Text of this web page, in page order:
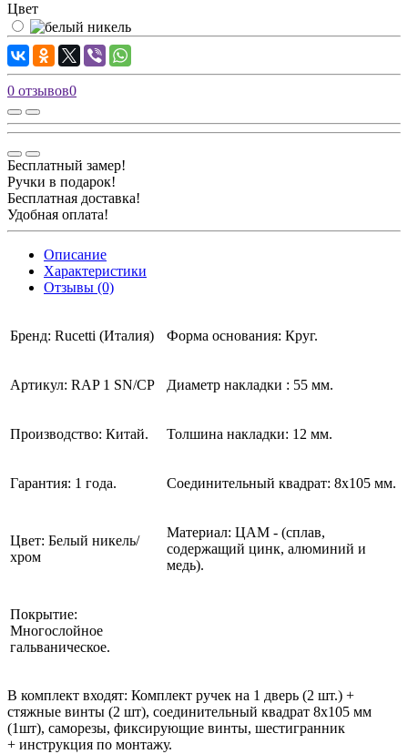
Цвет
0 отзывов0
Бесплатный замер!
Ручки в подарок!
Бесплатная доставка!
Удобная оплата!
Описание
Характеристики
Отзывы (0)
Бренд: Rucetti (Италия) Форма основания: Круг.
Артикул: RAP 1 SN/CP Диаметр накладки : 55 мм.
Производство: Китай. Толшина накладки: 12 мм.
Гарантия: 1 года. Соединительный квадрат: 8x105 мм.
Цвет: Белый никель/
хром
Материал: ЦАМ - (сплав,
содержащий цинк, алюминий и
медь).
Покрытие:
Многослойное
гальваническое.
В комплект входят: Комплект ручек на 1 дверь (2 шт.) +
стяжные винты (2 шт), соединительный квадрат 8x105 мм
(1шт), саморезы, фиксирующие винты, шестигранник
+ инструкция по монтажу.